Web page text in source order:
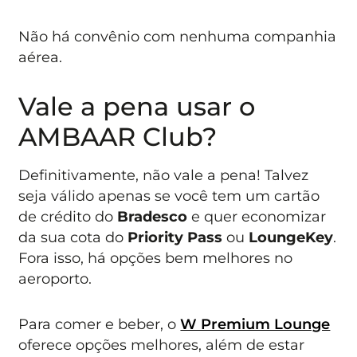
Não há convênio com nenhuma companhia
aérea.
Vale a pena usar o
AMBAAR Club?
Definitivamente, não vale a pena! Talvez
seja válido apenas se você tem um cartão
de crédito do Bradescoe quer economizar
da sua cota do Priority Pass ou LoungeKey.
Fora isso, há opções bem melhores no
aeroporto.
Para comer e beber, oW Premium Lounge
oferece opções melhores, além de estar